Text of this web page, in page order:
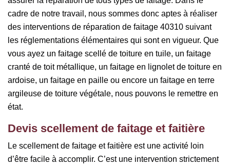
cadre de notre travail, nous sommes donc aptes à réaliser
des interventions de réparation de faitage 40310 suivant
les réglementations élémentaires qui sont en vigueur. Que
vous ayez un faitage scellé de toiture en tuile, un faitage
cranté de toit métallique, un faitage en lignolet de toiture en
ardoise, un faitage en paille ou encore un faitage en terre
argileuse de toiture végétale, nous pouvons le remettre en
état.
Devis scellement de faitage et faitière
Le scellement de faitage et faitière est une activité loin
d’être facile à accomplir. C’est une intervention strictement